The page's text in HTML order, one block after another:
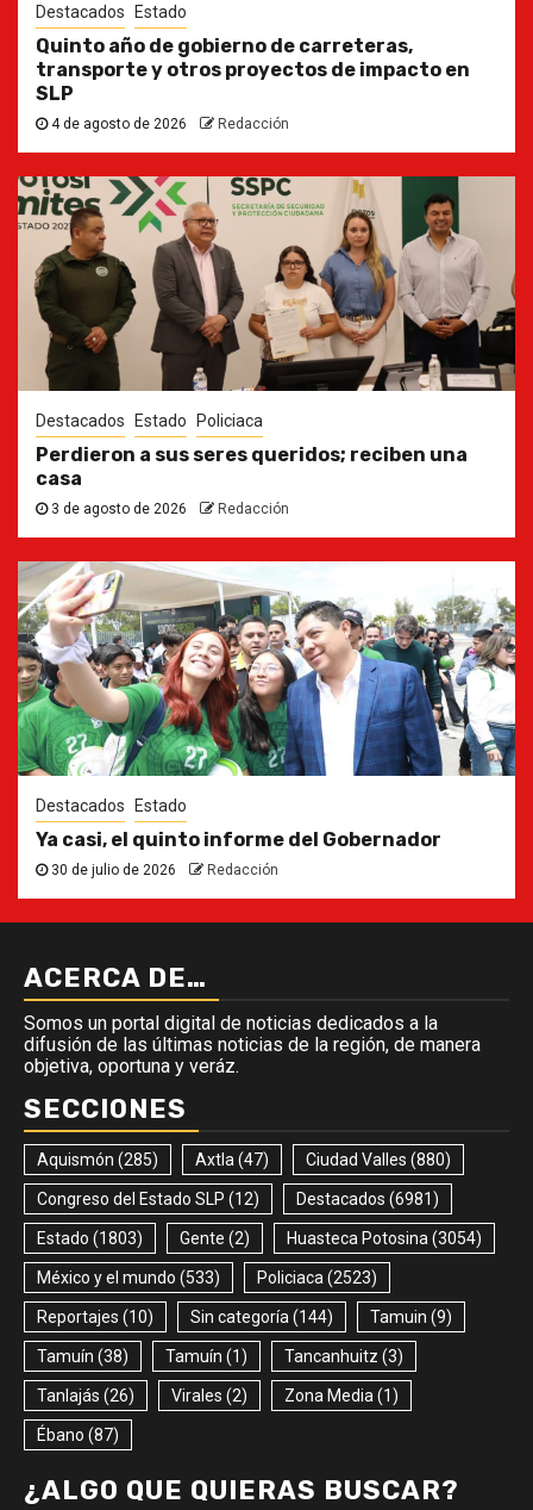
Destacados Estado
Quinto año de gobierno de carreteras,
transporte y otros proyectos de impacto en
SLP
4 de agosto de 2026 Redacción
Destacados Estado Policiaca
Perdieron a sus seres queridos; reciben una
casa
3 de agosto de 2026 Redacción
Destacados Estado
Ya casi, el quinto informe del Gobernador
30 de julio de 2026 Redacción
ACERCA DE…
Somos un portal digital de noticias dedicados a la
difusión de las últimas noticias de la región, de manera
objetiva, oportuna y veráz.
SECCIONES
Aquismón (285) Axtla (47) Ciudad Valles (880)
Congreso del Estado SLP (12) Destacados (6981)
Estado (1803) Gente (2) Huasteca Potosina (3054)
México y el mundo (533) Policiaca (2523)
Reportajes (10) Sin categoría (144) Tamuin (9)
Tamuín (38) Tamuín (1) Tancanhuitz (3)
Tanlajás (26) Virales (2) Zona Media (1)
Ébano (87)
¿ALGO QUE QUIERAS BUSCAR?